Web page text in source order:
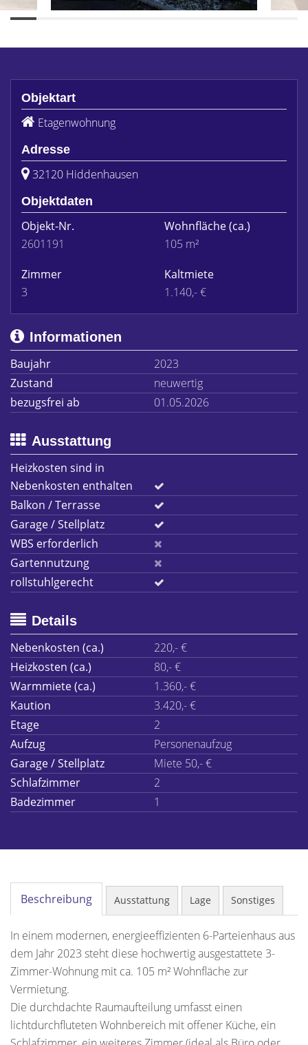
Objektart
Etagenwohnung
Adresse
32120 Hiddenhausen
Objektdaten
Objekt-Nr.
2601191
Wohnfläche(ca.)
105 m²
Zimmer
3
Kaltmiete
1.140,- €
Informationen
Baujahr
2023
Zustand
neuwertig
bezugsfrei ab
01.05.2026
Ausstattung
Heizkosten sind in
Nebenkosten enthalten
Balkon / Terrasse
Garage / Stellplatz
WBS erforderlich
Gartennutzung
rollstuhlgerecht
Details
Nebenkosten (ca.)
220,- €
Heizkosten (ca.)
80,- €
Warmmiete (ca.)
1.360,- €
Kaution
3.420,- €
Etage
2
Aufzug
Personenaufzug
Garage / Stellplatz
Miete 50,- €
Schlafzimmer
2
Badezimmer
1
Beschreibung Ausstattung Lage Sonstiges
In einem modernen, energieeffizienten 6-Parteienhaus aus
dem Jahr 2023 steht diese hochwertig ausgestattete 3-
Zimmer-Wohnung mit ca. 105 m² Wohnfläche zur
Vermietung.
Die durchdachte Raumaufteilung umfasst einen
lichtdurchfluteten Wohnbereich mit offener Küche, ein